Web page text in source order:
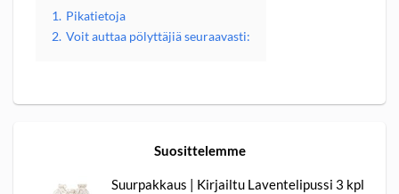
1. Pikatietoja
2. Voit auttaa pölyttäjiä seuraavasti:
Suosittelemme
Suurpakkaus | Kirjailtu Laventelipussi 3 kpl